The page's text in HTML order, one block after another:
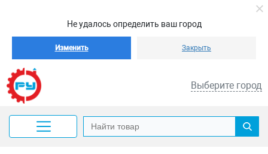
Не удалось определить ваш город
Изменить Закрыть
Выберите город